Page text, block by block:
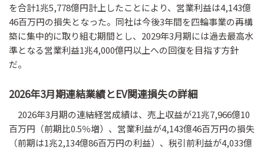
を合計1兆5,778億円計上したことにより、営業利益は4,143億
46百万円の損失となった。同社は今後3年間を四輪事業の再構
築に集中的に取り組む期間とし、2029年3月期には過去最高水
準となる営業利益1兆4,000億円以上への回復を目指す方針
だ。
2026年3月期連結業績とEV関連損失の詳細
2026年3月期の連結経営成績は、売上収益が21兆7,966億10
百万円（前期比0.5％増）、営業利益が4,143億46百万円の損失
（前期は1兆2,134億86百万円の利益）、税引前利益が4,033億